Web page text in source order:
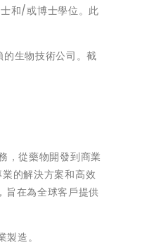
和/或博士學位。此
生物技術公司。截
從藥物開發到商業
的解決方案和高效
在為全球客戶提供
造。